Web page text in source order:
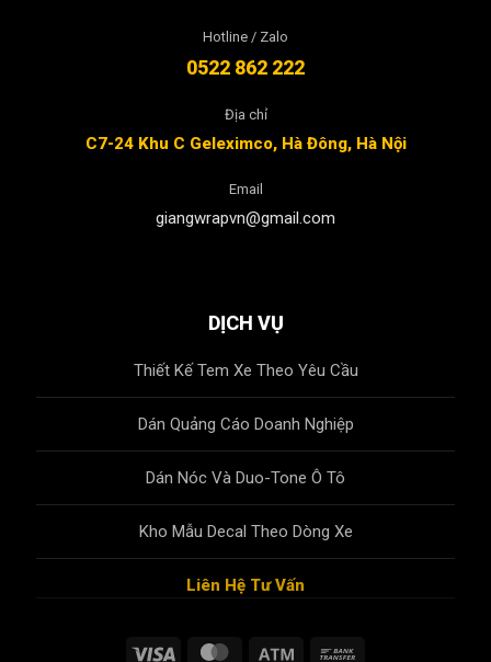
Hotline / Zalo
0522 862 222
Địa chỉ
C7-24 Khu C Geleximco, Hà Đông, Hà Nội
Email
giangwrapvn@gmail.com
DỊCH VỤ
Thiết Kế Tem Xe Theo Yêu Cầu
Dán Quảng Cáo Doanh Nghiệp
Dán Nóc Và Duo-Tone Ô Tô
Kho Mẫu Decal Theo Dòng Xe
Liên Hệ Tư Vấn